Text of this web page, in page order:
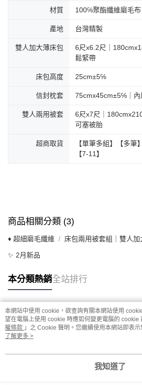
材質 100℅聚酯纖維磨毛布
產地 台灣精製
雙人加大薄床包
6尺x6.2尺｜
鬆緊帶
床包高度 25cm±5℅
信封枕套 75cmx45cm±5℅｜內
雙人兩用被套
6尺x7尺｜
可塞被胎
超商取貨
【單筆多組】【多筆
【7-11】
商品相關分類 (3)
♦ 超細磨毛纖維 床包兩用被套組｜雙人
✨ 2月新品
本分類熱銷全站排行
熱門標籤
本網站中使用 cookie，欲查詢有關本網站使用
望在電腦上使用 cookie 時應如何變更電腦的 cookie
權條款 」之 Cookie 聲明。您繼續使用本網站即表
用條款之 Cookie 聲明使用 cookie。
了解更多 >
我知道了